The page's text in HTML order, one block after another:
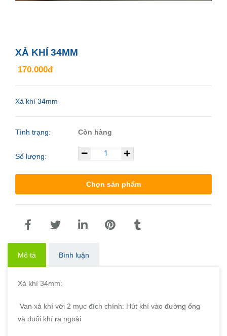
XẢ KHÍ 34MM
170.000đ
Xả khí 34mm
Tình trạng: Còn hàng
Số lượng:
Chọn sản phẩm
Mô tả Bình luận
Xả khí 34mm:
Van xả khí với 2 mục đích chính: Hút khí vào đường ống
và đuổi khí ra ngoài